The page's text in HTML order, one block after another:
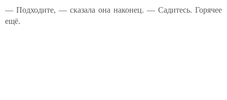
— Подходите, — сказала она наконец. — Садитесь. Горячее
ещё.